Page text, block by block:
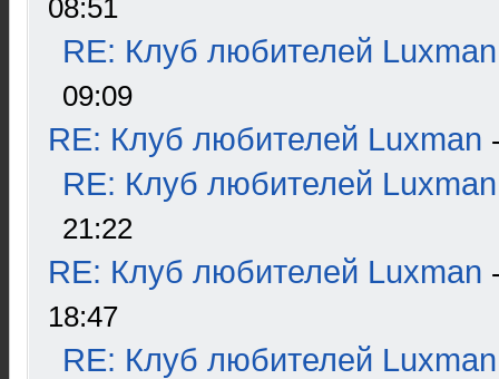
08:51
RE: Клуб любителей Luxman
09:09
RE: Клуб любителей Luxman
RE: Клуб любителей Luxman
21:22
RE: Клуб любителей Luxman
18:47
RE: Клуб любителей Luxman